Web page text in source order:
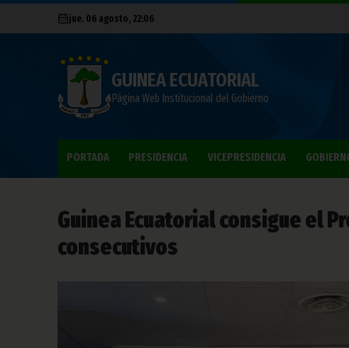
jue. 06 agosto, 22:06
GUINEA ECUATORIAL
Página Web Institucional del Gobierno
PORTADA PRESIDENCIA VICEPRESIDENCIA
Guinea Ecuatorial consigue el
consecutivos